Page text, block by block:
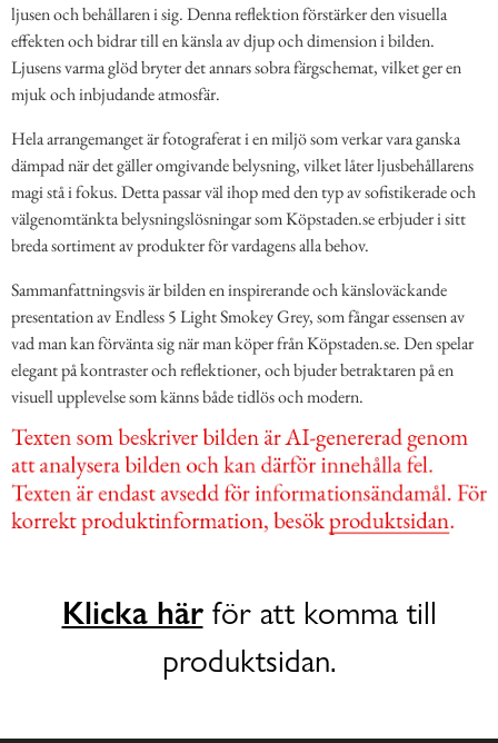
ljusen och behållaren i sig. Denna reflektion förstärker den visuella
effekten och bidrar till en känsla av djup och dimension i bilden.
Ljusens varma glöd bryter det annars sobra färgschemat, vilket ger en
mjuk och inbjudande atmosfär.
Hela arrangemanget är fotograferat i en miljö som verkar vara ganska
dämpad när det gäller omgivande belysning, vilket låter ljusbehållarens
magi stå i fokus. Detta passar väl ihop med den typ av sofistikerade och
välgenomtänkta belysningslösningar som Köpstaden.se erbjuder i sitt
breda sortiment av produkter för vardagens alla behov.
Sammanfattningsvis är bilden en inspirerande och känsloväckande
presentation av Endless 5 Light Smokey Grey, som fångar essensen av
vad man kan förvänta sig när man köper från Köpstaden.se. Den spelar
elegant på kontraster och reflektioner, och bjuder betraktaren på en
visuell upplevelse som känns både tidlös och modern.
Klicka härför att komma till
produktsidan.